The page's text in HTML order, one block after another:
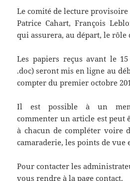
Le comité de lecture provisoire
Patrice Cahart, François
qui assurera, au départ, le rôle
Les papiers reçus avant le
.doc) seront mis en ligne au
compter du premier octobre
Il est possible à un
commenter un article est peut
à chacun de compléter voire
camaraderie, les points de vue
Pour contacter les
vous rendre à la pagecontact.